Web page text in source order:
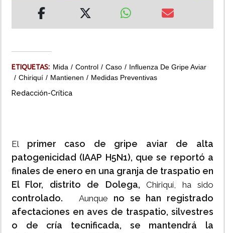
ETIQUETAS: Mida Control Caso
Influenza De Gripe Aviar
Chiriquí
Mantienen Medidas Preventivas
Redacción-Crítica
El primer caso de gripe aviar de alta
patogenicidad (IAAP H5N1), que se reportó a
finales de enero en una granja de traspatio en
El Flor, distrito de Dolega,Chiriquí, ha sido
controlado.Aunque no se han registrado
afectaciones en aves de traspatio, silvestres
o de cría tecnificada, se mantendrá la